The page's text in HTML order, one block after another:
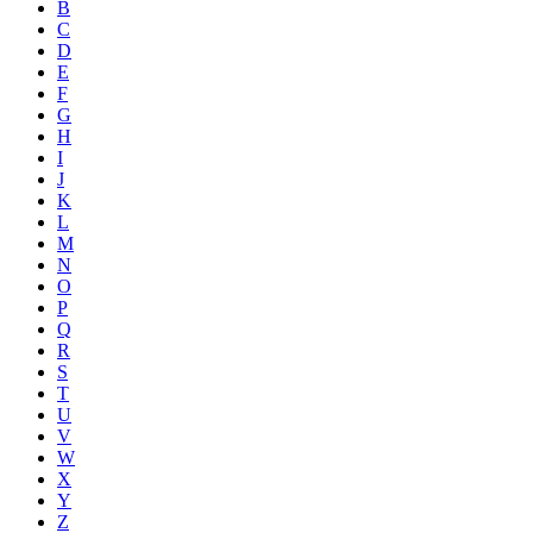
B
C
D
E
F
G
H
I
J
K
L
M
N
O
P
Q
R
S
T
U
V
W
X
Y
Z